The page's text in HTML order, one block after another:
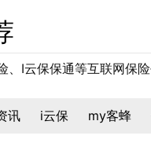
I云保保通等互联网保
讯 i云保 my客蜂